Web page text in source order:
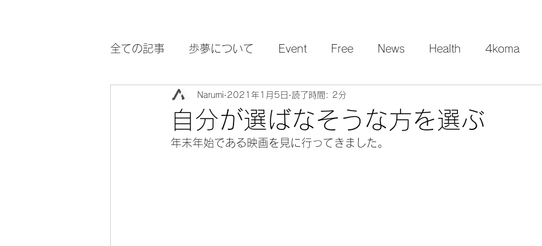
全ての記事 歩夢について Event Free News Health 4koma
自分が選ばなそうな方を選ぶ
Narumi 2021年1月5日 読了時間: 2分
年末年始である映画を見に行ってきました。